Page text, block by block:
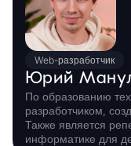
Web-разработчик
Юрий
По образованию
разработчиком,
Также является
информатике для